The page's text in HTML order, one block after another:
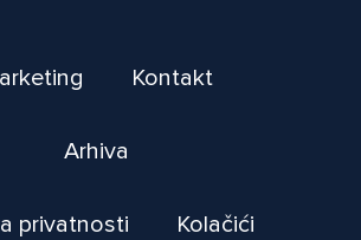
Kontakt
Arhiva
privatnosti Kolačići